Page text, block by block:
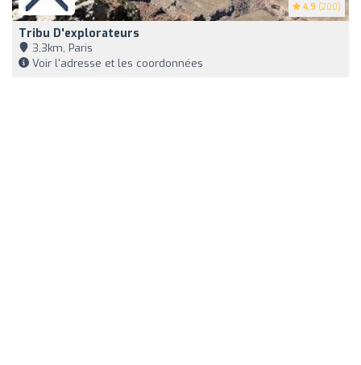
4.9 (200)
Tribu D'explorateurs
3,3km, Paris
Voir l'adresse et les coordonnées